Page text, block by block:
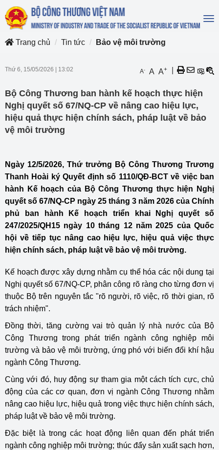
Trang chủ
Tin tức Bảo vệ môi trường
Thứ 6, 15/05/2026 13:02 A- A A+
Bộ Công Thương ban hành kế hoạch thực hiện
Nghị quyết số 67/NQ-CP về nâng cao hiệu lực,
hiệu quả thực hiện chính sách, pháp luật về bảo
vệ môi trường
Ngày 12/5/2026, Thứ trưởng Bộ Công Thương Trương
Thanh Hoài ký Quyết định số 1110/QĐ-BCT về việc ban
hành Kế hoạch của Bộ Công Thương thực hiện Nghị
quyết số 67/NQ-CP ngày 25 tháng 3 năm 2026 của Chính
phủ ban hành Kế hoạch triển khai Nghị quyết số
247/2025/QH15 ngày 10 tháng 12 năm 2025 của Quốc
hội về tiếp tục nâng cao hiệu lực, hiệu quả việc thực
hiện chính sách, pháp luật về bảo vệ môi trường.
Kế hoạch được xây dựng nhằm cụ thể hóa các nội dung tại
Nghị quyết số 67/NQ-CP, phân công rõ ràng cho từng đơn vị
thuộc Bộ trên nguyên tắc "rõ người, rõ việc, rõ thời gian, rõ
trách nhiệm".
Đồng thời, tăng cường vai trò quản lý nhà nước của Bộ
Công Thương trong phát triển ngành công nghiệp môi
trường và bảo vệ môi trường, ứng phó với biến đổi khí hậu
ngành Công Thương.
Cùng với đó, huy động sự tham gia một cách tích cực, chủ
động của các cơ quan, đơn vị ngành Công Thương nhằm
nâng cao hiệu lực, hiệu quả trong việc thực hiện chính sách,
pháp luật về bảo vệ môi trường.
Đặc biệt là trong các hoạt động liên quan đến phát triển
ngành công nghiệp môi trường; thúc đẩy sản xuất sạch hơn,